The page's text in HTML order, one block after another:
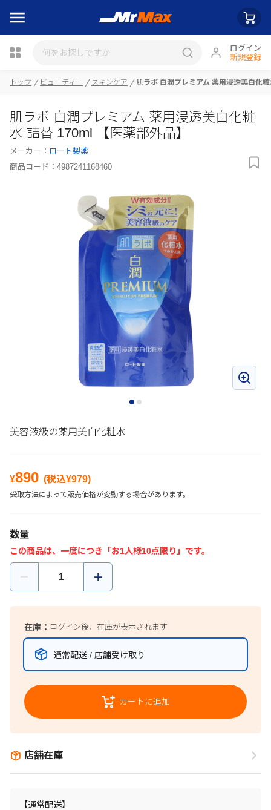
ログイン
新規登録
トップ ビューティー スキンケア 肌ラボ 白潤プレミアム 薬用浸透美白化
肌ラボ 白潤プレミアム 薬用浸透美白化粧
水 詰替 170ml 【医薬部外品】
メーカー： ロート製薬
商品コード： 4987241168460
美容液級の薬用美白化粧水
¥890 (税込¥979)
受取方法によって販売価格が変動する場合があります。
数量
この商品は、一度につき「お1人様10点限り」です。
在庫： ログイン後、在庫が表示されます
通常配送 / 店舗受け取り
カートに追加
店舗在庫
【通常配送】